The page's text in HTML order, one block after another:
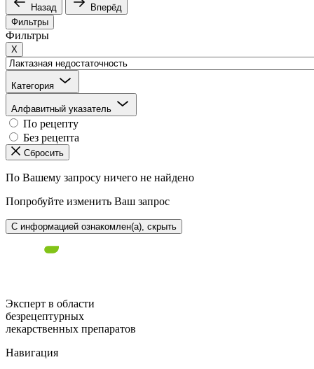
Назад
Вперёд
Фильтры
Фильтры
X
Категория
Алфавитный указатель
По рецепту
Без рецепта
Сбросить
По Вашему запросу ничего не найдено
Попробуйте изменить Ваш запрос
С информацией ознакомлен(а), скрыть
Эксперт в области
безрецептурных
лекарственных препаратов
Навигация